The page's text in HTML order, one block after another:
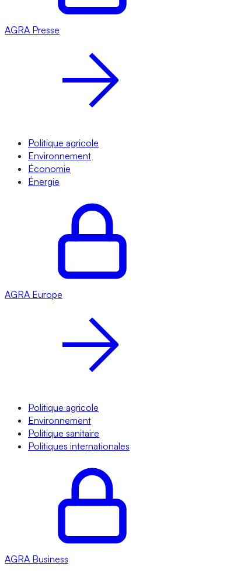
AGRA Presse
Politique agricole
Environnement
Économie
Énergie
AGRA Europe
Politique agricole
Environnement
Politique sanitaire
Politiques internationales
AGRA Business